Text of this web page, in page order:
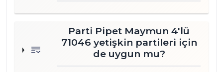
Parti Pipet Maymun 4'lü
71046 yetişkin partileri için
de uygun mu?